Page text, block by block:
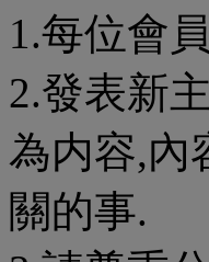
1.每位會
2.發表新
為内容,內
關的事.